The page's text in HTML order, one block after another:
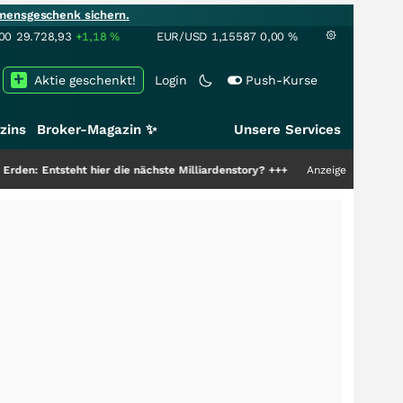
sichern.
29.728,93 +1,18% EUR/USD 1,15587 0,00 %
Login Push-Kurse
Aktie geschenkt!
Broker-Magazin ✨ Unsere Services
hier die nächste Milliardenstory?+++ Anzeige